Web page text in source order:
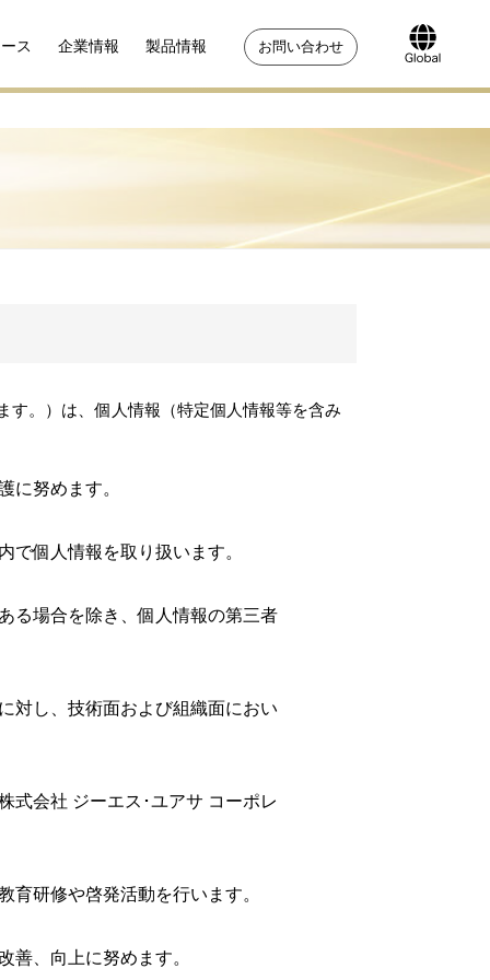
ス 企業情報 製品情報 お問い合わせ
す。）は、個人情報（特定個人情報等を含み
に努めます。
個人情報を取り扱います。
る場合を除き、個人情報の第三者
対し、技術面および組織面におい
式会社 ジーエス･ユアサ コーポレ
研修や啓発活動を行います。
善、向上に努めます。